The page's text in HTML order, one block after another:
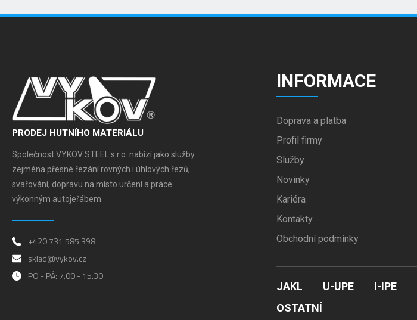
PRODEJ HUTNÍHO MATERIÁLU
Společnost VYKOV STEEL s.r.o. nabízí jako služby
zejména přesné řezání rovných i úhlových řezů,
svařování, dopravu na místo určení a práce
výkonným autojeřábem.
+420 731 585 398
sklad@vykov.cz
PO - PÁ: 7.00 - 15.30
INFORMACE
Doprava a platba
Profil firmy
Služby
Novinky
Kariéra
Kontakty
Obchodní podmínky
JAKL U-UPE I-IPE
OSTATNÍ